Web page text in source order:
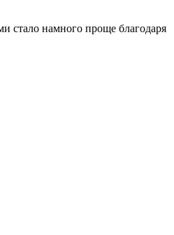
стало намного проще благодаря